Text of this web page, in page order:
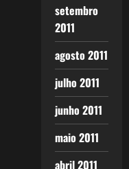
setembro
2011
agosto 2011
julho 2011
junho 2011
maio 2011
abril 2011